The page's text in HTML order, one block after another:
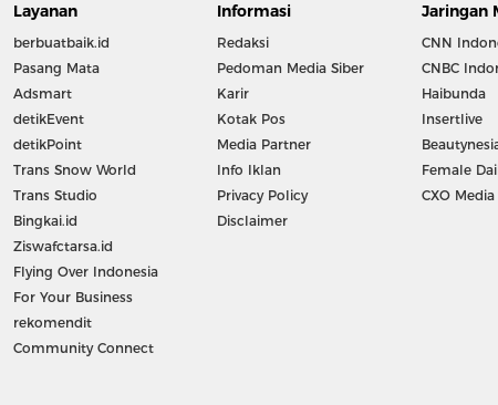
Layanan
berbuatbaik.id
Pasang Mata
Adsmart
detikEvent
detikPoint
Trans Snow World
Trans Studio
Bingkai.id
Ziswafctarsa.id
Flying Over Indonesia
For Your Business
rekomendit
Community Connect
Informasi
Redaksi
Pedoman Media Siber
Karir
Kotak Pos
Media Partner
Info Iklan
Privacy Policy
Disclaimer
Jaringan
CNN
CNBC
Haibunda
Insertlive
Female
CXO Media